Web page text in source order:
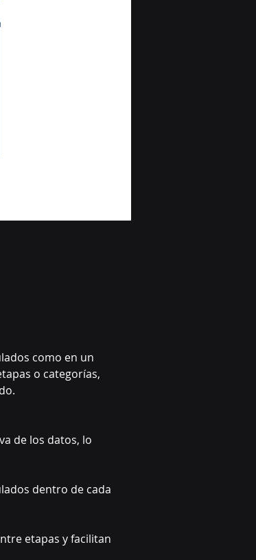
como en un
o categorías,
de los datos, lo
dentro de cada
etapas y facilitan